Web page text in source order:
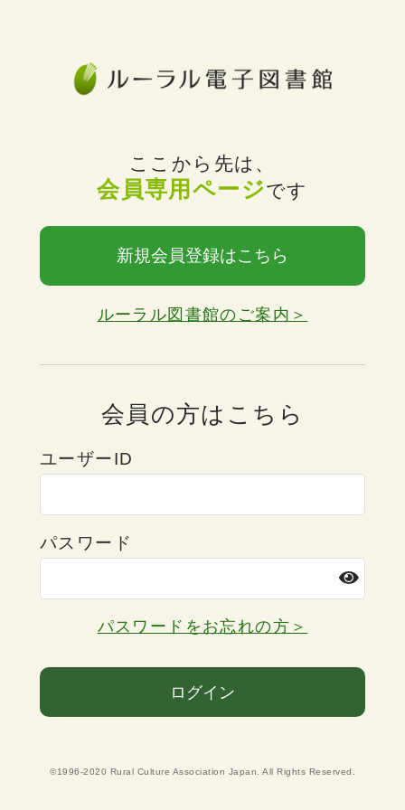
ここから先は、
会員専用ページです
新規会員登録はこちら
ルーラル図書館のご案内＞
会員の方はこちら
ユーザーID
パスワード
パスワードをお忘れの方＞
ログイン
©1996-2020 Rural Culture Association Japan. All Rights Reserved.